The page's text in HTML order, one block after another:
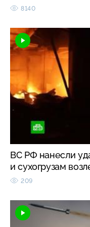
8140
ВС РФ нанесли
и сухогрузам
209